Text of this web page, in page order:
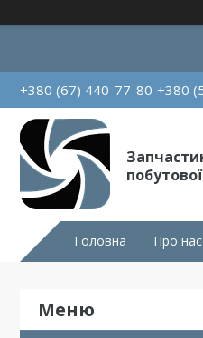
+380 (67) 440-77-80 +380
Головна Про нас